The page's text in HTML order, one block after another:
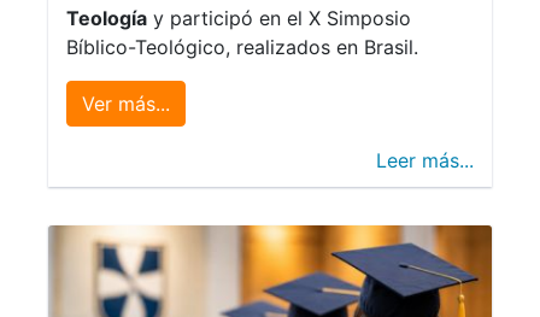
Teología y participó en el X Simposio
Bíblico-Teológico, realizados en Brasil.
Ver más...
Leer más...